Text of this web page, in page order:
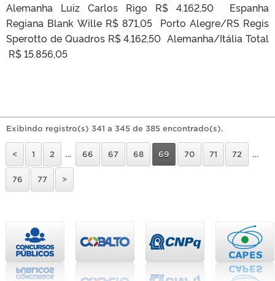
Alemanha Luiz Carlos Rigo R$ 4.162,50 Espanha
Regiana Blank Wille R$ 871,05 Porto Alegre/RS Regis
Sperotto de Quadros R$ 4.162,50 Alemanha/Itália Total
R$ 15.856,05
Exibindo registro(s) 341 a 345 de 385 encontrado(s).
< 1 2 … 66 67 68 69 70 71 72 …
76 77 >